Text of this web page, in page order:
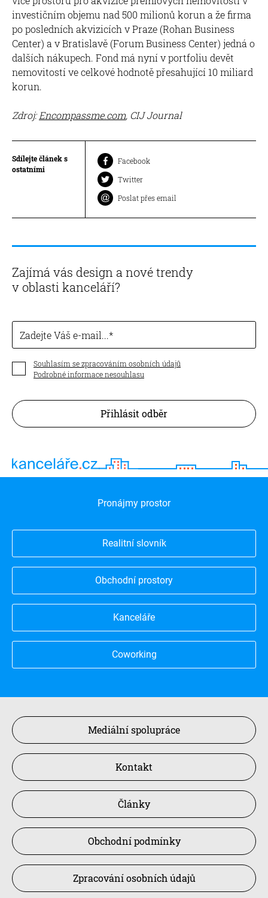
investičním objemu nad 500 milionů korun a že firma
po posledních akvizicích v Praze (Rohan Business
Center) a v Bratislavě (Forum Business Center) jedná o
dalších nákupech. Fond má nyní v portfoliu devět
nemovitostí ve celkové hodnotě přesahující 10 miliard
korun.
Zdroj: Encompassme.com, CIJ Journal
Sdílejte článek s
ostatními
Facebook
Twitter
Poslat přes email
Zajímá vás design a nové trendy
v oblasti kanceláří?
Zadejte Váš e-mail...
Souhlasím se zpracováním osobních údajů
Podrobné informace nesouhlasu
Přihlásit odběr
Pronájmy prostor
Realitní slovník
Obchodní prostory
Kanceláře
Coworking
Mediální spolupráce
Kontakt
Články
Obchodní podmínky
Zpracování osobních údajů